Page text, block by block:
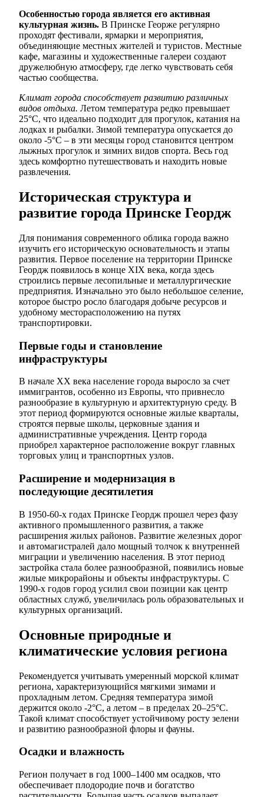
Особенностью города является его активная
культурная жизнь. В Принске Георже регулярно
проходят фестивали, ярмарки и мероприятия,
объединяющие местных жителей и туристов. Местные
кафе, магазины и художественные галереи создают
дружелюбную атмосферу, где легко чувствовать себя
частью сообщества.
Климат города способствует развитию различных
видов отдыха. Летом температура редко превышает
25°C, что идеально подходит для прогулок, катания на
лодках и рыбалки. Зимой температура опускается до
около -5°C – в эти месяцы город становится центром
лыжных прогулок и зимних видов спорта. Весь год
здесь комфортно путешествовать и находить новые
развлечения.
Историческая структура и
развитие города Принске Геордж
Для понимания современного облика города важно
изучить его историческую основательность и этапы
развития. Первое поселение на территории Принске
Геордж появилось в конце XIX века, когда здесь
строились первые лесопильные и металлургические
предприятия. Изначально это было небольшое селение,
которое быстро росло благодаря добыче ресурсов и
удобному месторасположению на путях
транспортировки.
Первые годы и становление
инфраструктуры
В начале XX века население города выросло за счет
иммигрантов, особенно из Европы, что привнесло
разнообразие в культурную и архитектурную среду. В
этот период формируются основные жилые кварталы,
строятся первые школы, церковные здания и
административные учреждения. Центр города
приобрел характерное расположение вокруг главных
торговых улиц и транспортных узлов.
Расширение и модернизация в
последующие десятилетия
В 1950-60-х годах Принске Геордж прошел через фазу
активного промышленного развития, а также
расширения жилых районов. Развитие железных дорог
и автомагистралей дало мощный толчок к внутренней
миграции и увеличению населения. В этот период
застройка стала более разнообразной, появились новые
жилые микрорайоны и объекты инфраструктуры. С
1990-х годов город усилил свои позиции как центр
областных служб, увеличилась роль образовательных и
культурных организаций.
Основные природные и
климатические условия региона
Рекомендуется учитывать умеренный морской климат
региона, характеризующийся мягкими зимами и
прохладным летом. Средняя температура зимой
держится около -2°C, а летом – в пределах 20–25°C.
Такой климат способствует устойчивому росту зелени
и развитию разнообразной флоры и фауны.
Осадки и влажность
Регион получает в год 1000–1400 мм осадков, что
обеспечивает плодородие почв и богатство